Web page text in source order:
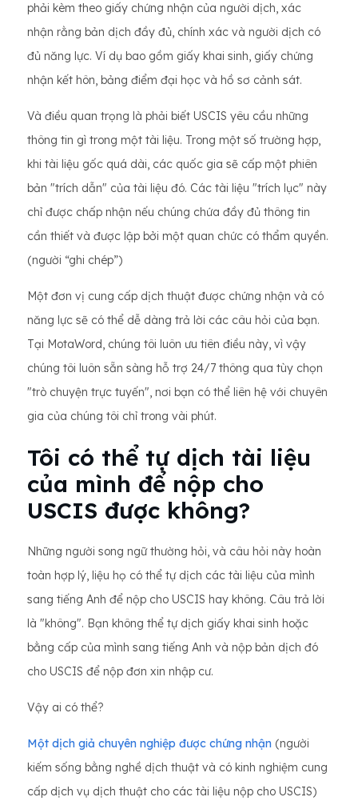
phải kèm theo giấy chứng nhận của người dịch, xác
nhận rằng bản dịch đầy đủ, chính xác và người dịch có
đủ năng lực. Ví dụ bao gồm giấy khai sinh, giấy chứng
nhận kết hôn, bảng điểm đại học và hồ sơ cảnh sát.
Và điều quan trọng là phải biết USCIS yêu cầu những
thông tin gì trong một tài liệu. Trong một số trường hợp,
khi tài liệu gốc quá dài, các quốc gia sẽ cấp một phiên
bản "trích dẫn" của tài liệu đó. Các tài liệu "trích lục" này
chỉ được chấp nhận nếu chúng chứa đầy đủ thông tin
cần thiết và được lập bởi một quan chức có thẩm quyền.
(người “ghi chép”)
Một đơn vị cung cấp dịch thuật được chứng nhận và có
năng lực sẽ có thể dễ dàng trả lời các câu hỏi của bạn.
Tại MotaWord, chúng tôi luôn ưu tiên điều này, vì vậy
chúng tôi luôn sẵn sàng hỗ trợ 24/7 thông qua tùy chọn
"trò chuyện trực tuyến", nơi bạn có thể liên hệ với chuyên
gia của chúng tôi chỉ trong vài phút.
Tôi có thể tự dịch tài liệu
của mình để nộp cho
USCIS được không?
Những người song ngữ thường hỏi, và câu hỏi này hoàn
toàn hợp lý, liệu họ có thể tự dịch các tài liệu của mình
sang tiếng Anh để nộp cho USCIS hay không. Câu trả lời
là "không". Bạn không thể tự dịch giấy khai sinh hoặc
bằng cấp của mình sang tiếng Anh và nộp bản dịch đó
cho USCIS để nộp đơn xin nhập cư.
Vậy ai có thể?
Một dịch giả chuyên nghiệp được chứng nhận (người
kiếm sống bằng nghề dịch thuật và có kinh nghiệm cung
cấp dịch vụ dịch thuật cho các tài liệu nộp cho USCIS)